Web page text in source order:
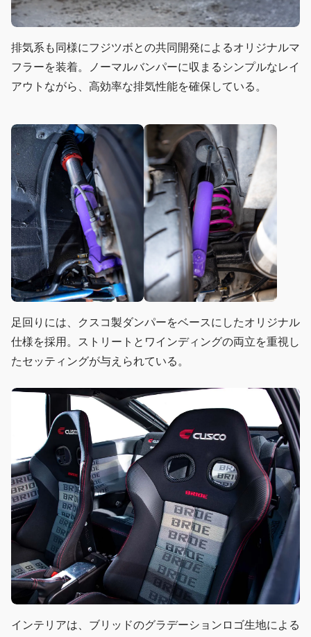
排気系も同様にフジツボとの共同開発によるオリジナルマ
フラーを装着。ノーマルバンパーに収まるシンプルなレイ
アウトながら、高効率な排気性能を確保している。
足回りには、クスコ製ダンパーをベースにしたオリジナル
仕様を採用。ストリートとワインディングの両立を重視し
たセッティングが与えられている。
インテリアは、ブリッドのグラデーションロゴ生地による